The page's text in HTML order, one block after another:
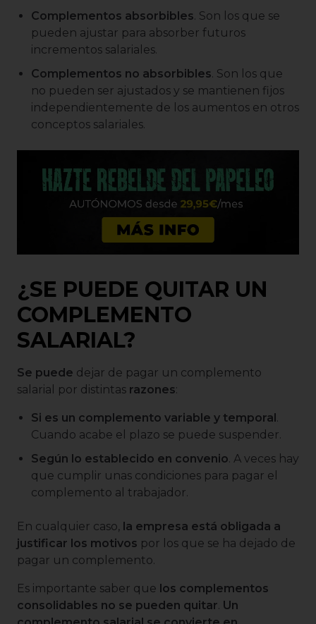
Complementos absorbibles. Son los que se
pueden ajustar para absorber futuros
incrementos salariales.
Complementos no absorbibles. Son los que
no pueden ser ajustados y se mantienen fijos
independientemente de los aumentos en otros
conceptos salariales.
¿SE PUEDE QUITAR UN
COMPLEMENTO
SALARIAL?
Se puede dejar de pagar un complemento
salarial por distintas razones:
Si es un complemento variable y temporal.
Cuando acabe el plazo se puede suspender.
Según lo establecido en convenio. A veces hay
que cumplir unas condiciones para pagar el
complemento al trabajador.
En cualquier caso, la empresa está obligada a
justificar los motivos por los que se ha dejado de
pagar un complemento.
Es importante saber que los complementos
consolidables no se pueden quitar. Un